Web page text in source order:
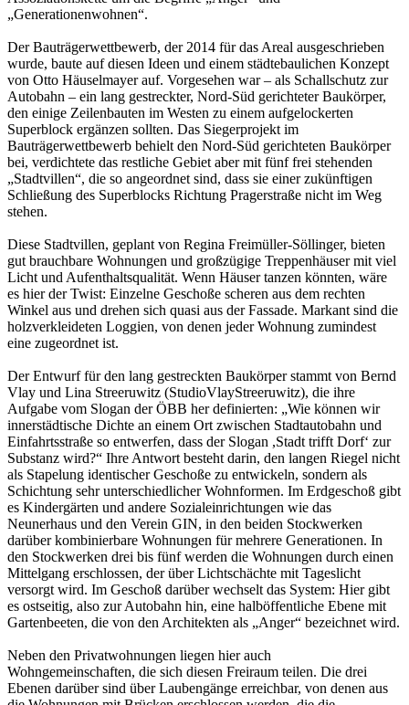
„Generationenwohnen“.
Der Bauträgerwettbewerb, der 2014 für das Areal ausgeschrieben
wurde, baute auf diesen Ideen und einem städtebaulichen Konzept
von Otto Häuselmayer auf. Vorgesehen war – als Schallschutz zur
Autobahn – ein lang gestreckter, Nord-Süd gerichteter Baukörper,
den einige Zeilenbauten im Westen zu einem aufgelockerten
Superblock ergänzen sollten. Das Siegerprojekt im
Bauträgerwettbewerb behielt den Nord-Süd gerichteten Baukörper
bei, verdichtete das restliche Gebiet aber mit fünf frei stehenden
„Stadtvillen“, die so angeordnet sind, dass sie einer zukünftigen
Schließung des Superblocks Richtung Pragerstraße nicht im Weg
stehen.
Diese Stadtvillen, geplant von Regina Freimüller-Söllinger, bieten
gut brauchbare Wohnungen und großzügige Treppenhäuser mit viel
Licht und Aufenthaltsqualität. Wenn Häuser tanzen könnten, wäre
es hier der Twist: Einzelne Geschoße scheren aus dem rechten
Winkel aus und drehen sich quasi aus der Fassade. Markant sind die
holzverkleideten Loggien, von denen jeder Wohnung zumindest
eine zugeordnet ist.
Der Entwurf für den lang gestreckten Baukörper stammt von Bernd
Vlay und Lina Streeruwitz (StudioVlayStreeruwitz), die ihre
Aufgabe vom Slogan der ÖBB her definierten: „Wie können wir
innerstädtische Dichte an einem Ort zwischen Stadtautobahn und
Einfahrtsstraße so entwerfen, dass der Slogan ,Stadt trifft Dorf‘ zur
Substanz wird?“ Ihre Antwort besteht darin, den langen Riegel nicht
als Stapelung identischer Geschoße zu entwickeln, sondern als
Schichtung sehr unterschiedlicher Wohnformen. Im Erdgeschoß gibt
es Kindergärten und andere Sozialeinrichtungen wie das
Neunerhaus und den Verein GIN, in den beiden Stockwerken
darüber kombinierbare Wohnungen für mehrere Generationen. In
den Stockwerken drei bis fünf werden die Wohnungen durch einen
Mittelgang erschlossen, der über Lichtschächte mit Tageslicht
versorgt wird. Im Geschoß darüber wechselt das System: Hier gibt
es ostseitig, also zur Autobahn hin, eine halböffentliche Ebene mit
Gartenbeeten, die von den Architekten als „Anger“ bezeichnet wird.
Neben den Privatwohnungen liegen hier auch
Wohngemeinschaften, die sich diesen Freiraum teilen. Die drei
Ebenen darüber sind über Laubengänge erreichbar, von denen aus